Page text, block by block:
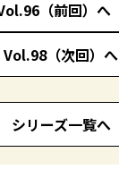
（前回）へ
Vol.98（次回）へ
シリーズ一覧へ